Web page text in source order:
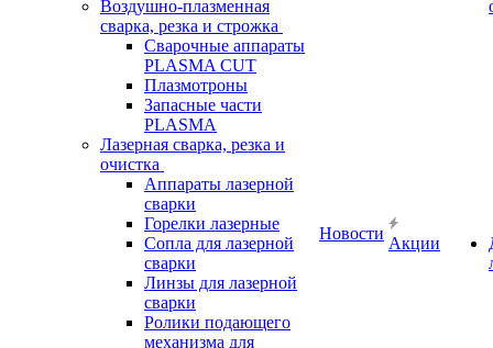
Воздушно-плазменная
сварка, резка и строжка
Сварочные аппараты
PLASMA CUT
Плазмотроны
Запасные части
PLASMA
Лазерная сварка, резка и
очистка
Аппараты лазерной
сварки
Горелки лазерные
Сопла для лазерной
сварки
Линзы для лазерной
сварки
Ролики подающего
механизма для
Новости
Акции